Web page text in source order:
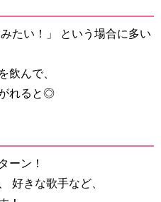
たい！」 という場合に多い
飲んで、
れると◎
ーン！
好きな歌手など、